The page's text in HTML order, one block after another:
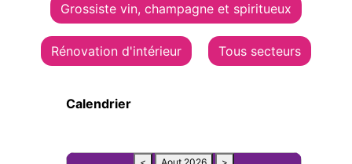
Grossiste vin, champagne et spiritueux
Rénovation d'intérieur Tous secteurs
Calendrier